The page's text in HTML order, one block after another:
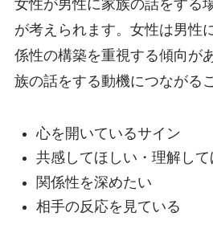
女性が男性に家族の話をする
が考えられます。女性は男性
係性の構築を重視する傾向が
族の話をする動機につながる
心を開いているサイン
共感してほしい・理解して
関係性を深めたい
相手の反応を見ている